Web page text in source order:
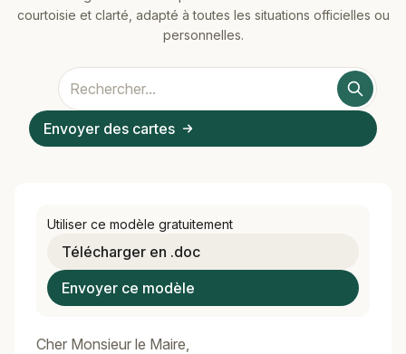
courtoisie et clarté, adapté à toutes les situations officielles ou
personnelles.
Envoyer des cartes
Utiliser ce modèle gratuitement
Télécharger en .doc
Envoyer ce modèle
Cher Monsieur le Maire,